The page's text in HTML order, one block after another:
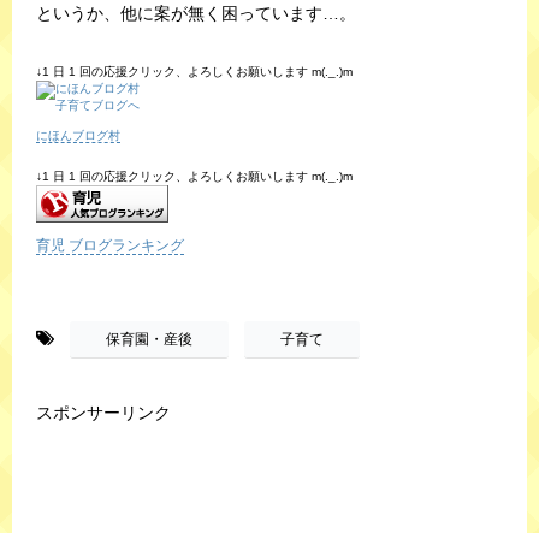
というか、他に案が無く困っています…。
↓1 日 1 回の応援クリック、よろしくお願いします m(._.)m
にほんブログ村
↓1 日 1 回の応援クリック、よろしくお願いします m(._.)m
育児 ブログランキング
保育園・産後 子育て
スポンサーリンク